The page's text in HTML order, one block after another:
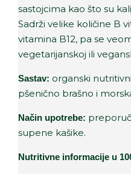
sastojcima kao što su
Sadrži velike količine B
vitamina B12, pa se
vegetarijanskoj ili
Sastav: organski
pšenično brašno i
Način upotrebe:
supene kašike.
Nutritivne informacije u